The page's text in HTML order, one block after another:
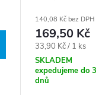
140,08 Kč bez DPH
169,50 Kč
Měrná
cena:
33,90 Kč / 1 ks
SKLADEM
expedujeme do 3
dnů